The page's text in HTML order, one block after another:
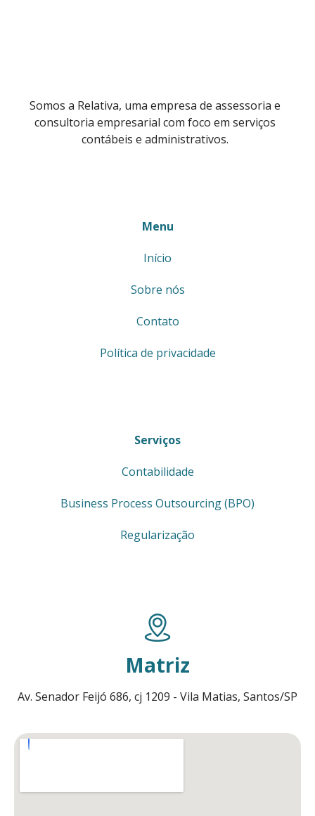
Somos a Relativa, uma empresa de assessoria e
consultoria empresarial com foco em serviços
contábeis e administrativos.
Menu
Início
Sobre nós
Contato
Política de privacidade
Serviços
Contabilidade
Business Process Outsourcing (BPO)
Regularização
Matriz
Av. Senador Feijó 686, cj 1209 - Vila Matias, Santos/SP